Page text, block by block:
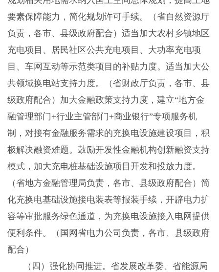
要素保障能力，简化规划许可手续。（省自然资源厅
负责，各市、县级政府配合）适当加大农村乡镇地区
充电项目、居民社区公共充电项目、大功率充电项
目、车网互动等示范类项目的补贴力度。适当加大公
共领域换电站支持力度。（省财政厅负责，各市、县
级政府配合）加大金融政策支持力度，建立“地方金
融管理部门+行业主管部门+商业银行”专项服务机
制，对接有金融服务需求的充换电设施建设项目，积
极解决融资难题。鼓励开发性金融机构创新融资支持
模式，加大充电桩基础设施项目开发和投放力度。
（省地方金融管理局负责，各市、县级政府配合）简
化充换电基础设施接电装表等报装手续，开辟电力扩
容等审批服务绿色通道，为充换电设施接入电网提供
便利条件。（国网省电力公司负责，各市、县级政府
配合）
（四）强化协同推进。省发展改革委、省能源局